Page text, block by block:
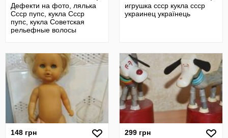
Дефекти на фото, лялька
Ссср пупс, кукла Ссср
пупс, кукла Советская
рельефные волосы
игрушка ссср кукла ссср
украинец українець
148 грн
299 грн